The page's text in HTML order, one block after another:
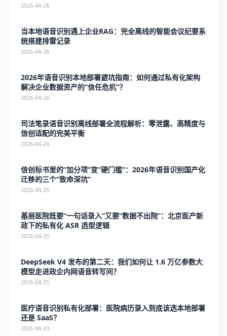
2026-04-28
当本地语音识别遇上企业RAG：完全离线的智能会议纪要系
统搭建排雷记录
2026-04-28
2026年语音识别本地部署避坑指南：如何通过私有化架构
解决企业数据资产的“信任危机”？
2026-04-26
司法笔录语音识别离线部署全流程解析：零泄露、高精度与
信创适配的完美平衡
2026-04-26
信创标书里的“加分项”变“硬门槛”：2026年语音识别国产化
迁移的三个“致命深坑”
2026-04-25
基层医院既要“一句话录入”又要“数据不出院”：北京医产新
政下的私有化 ASR 选型逻辑
2026-04-25
DeepSeek V4 发布的第二天：我们如何让 1.6 万亿参数大
模型走进政企内网语音转写间？
2026-04-25
医疗语音识别私有化部署：医院病历录入到底该选本地部署
还是 SaaS？
2026-04-23